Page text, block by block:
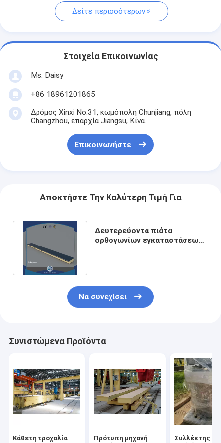
Δείτε περισσότερων
Στοιχεία Επικοινωνίας
Ms. Daisy
+86 18961201865
Δρόμος Xinxi No.31, κωμόπολη Chunjiang, πόλη
Changzhou, επαρχία Jiangsu, Κίνα.
Επικοινωνήστε
Αποκτήστε Την Καλύτερη Τιμή Για
Δευτερεύοντα πιάτα
ορθογωνίων εγκαταστάσεων
Να συνεχίσει
Συνιστώμενα Προϊόντα
Κάθετη τροχαλία
Πρότυπη μηχανή
Συλλέκτης